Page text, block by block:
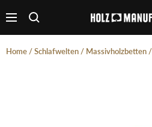
zumNavigation Holzmanufaktur
Home/Schlafwelten/ Massivholzbetten/